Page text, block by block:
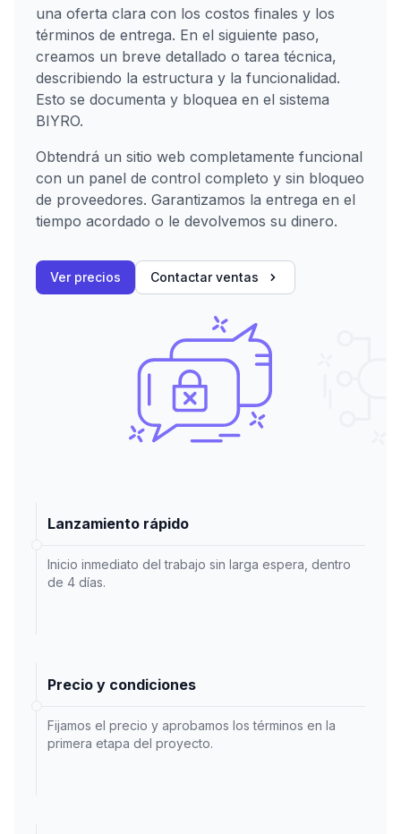
una oferta clara con los costos finales y los
términos de entrega. En el siguiente paso,
creamos un breve detallado o tarea técnica,
describiendo la estructura y la funcionalidad.
Esto se documenta y bloquea en el sistema
BIYRO.
Obtendrá un sitio web completamente funcional
con un panel de control completo y sin bloqueo
de proveedores. Garantizamos la entrega en el
tiempo acordado o le devolvemos su dinero.
Ver precios Contactar ventas
Lanzamiento rápido
Inicio inmediato del trabajo sin larga espera, dentro
de 4 días.
Precio y condiciones
Fijamos el precio y aprobamos los términos en la
primera etapa del proyecto.